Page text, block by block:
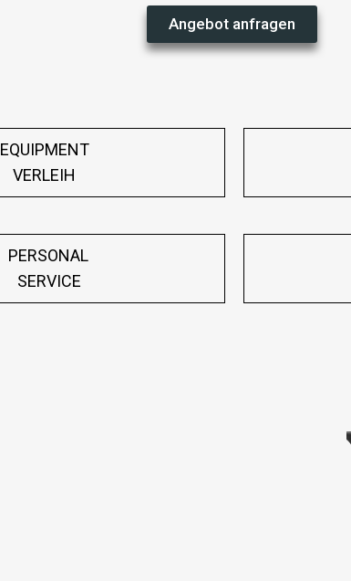
Angebot anfragen
EQUIPMENT
VERLEIH
PERSONAL
SERVICE